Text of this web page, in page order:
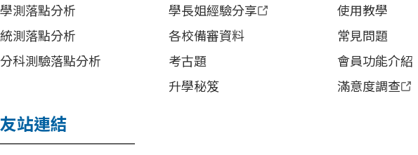
學測落點分析
統測落點分析
分科測驗落點分析
學長姐經驗分享
各校備審資料
考古題
升學秘笈
使用教學
常見問題
會員功能介紹
滿意度調查
友站連結